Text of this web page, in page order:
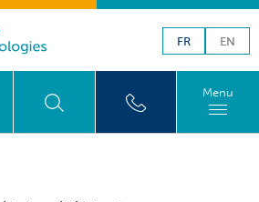
FR EN
Menu